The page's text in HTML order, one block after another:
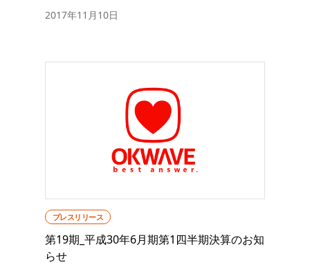
2017年11月10日
プレスリリース
第19期_平成30年6月期第1四半期決算のお知
らせ